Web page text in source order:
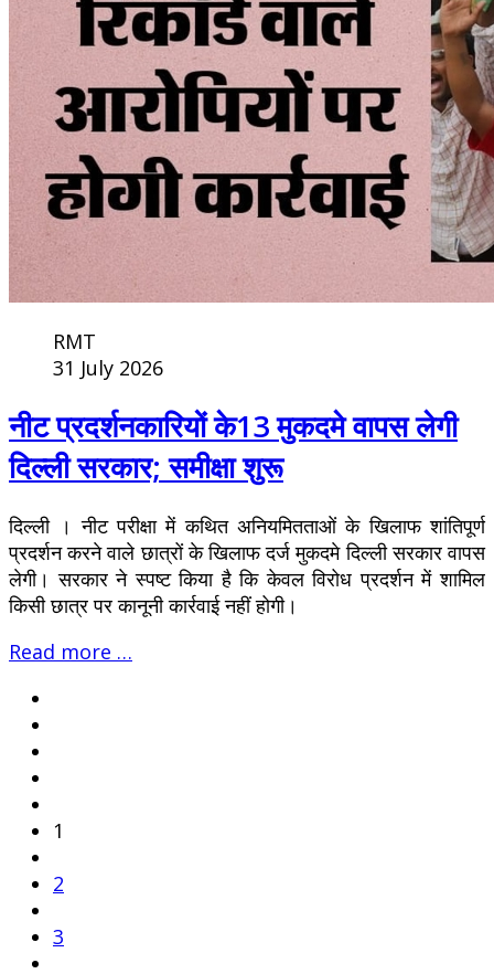
RMT
31 July 2026
नीट प्रदर्शनकारियों के13 मुकदमे वापस लेगी
दिल्ली सरकार; समीक्षा शुरू
दिल्ली । नीट परीक्षा में कथित अनियमितताओं के खिलाफ शांतिपूर्ण
प्रदर्शन करने वाले छात्रों के खिलाफ दर्ज मुकदमे दिल्ली सरकार वापस
लेगी। सरकार ने स्पष्ट किया है कि केवल विरोध प्रदर्शन में शामिल
किसी छात्र पर कानूनी कार्रवाई नहीं होगी।
Read more …
1
2
3